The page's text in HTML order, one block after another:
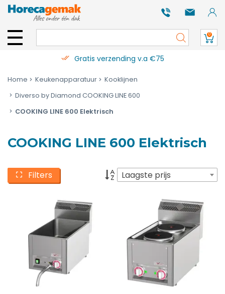
0
Gratis verzending v.a €75
Home Keukenapparatuur
Kooklijnen
Diverso by Diamond COOKING LINE 600
COOKING LINE 600 Elektrisch
COOKING LINE 600 Elektrisch
Filters Laagste prijs